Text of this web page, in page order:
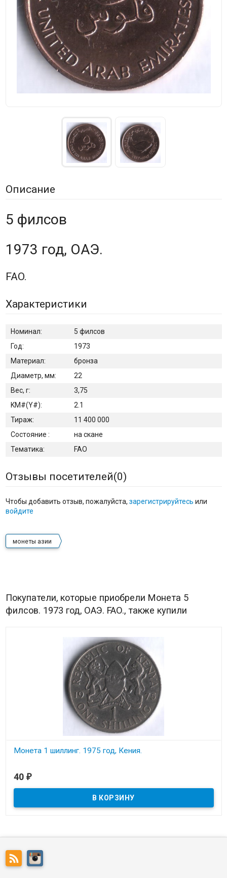
Описание
5 филсов
1973 год, ОАЭ.
FAO.
Характеристики
Номинал:
5 филсов
Год:
1973
Материал:
бронза
Диаметр, мм:
22
Вес, г:
3,75
KM#(Y#):
2.1
Тираж:
11 400 000
Состояние :
на скане
Тематика:
FAO
Отзывы посетителей(0)
Чтобы добавить отзыв, пожалуйста, зарегистрируйтесь или
войдите
монеты азии
Покупатели, которые приобрели Монета 5
филсов. 1973 год, ОАЭ. FAO., также купили
Монета 1 шиллинг. 1975 год, Кения.
40 ₽